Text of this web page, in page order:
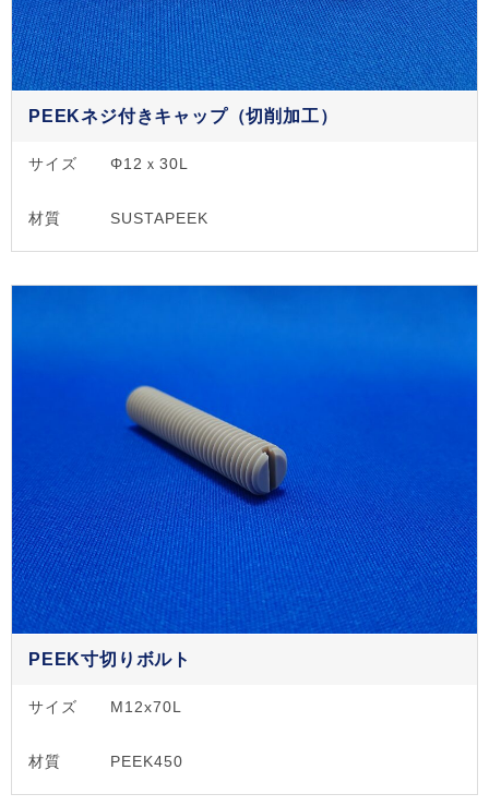
PEEKネジ付きキャップ（切削加工）
サイズ Φ12ｘ30L
材質 SUSTAPEEK
PEEK寸切りボルト
サイズ M12x70L
材質 PEEK450